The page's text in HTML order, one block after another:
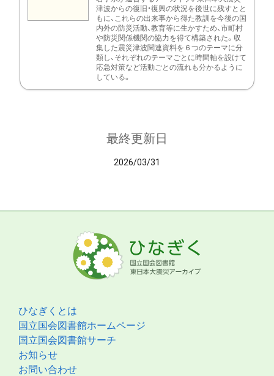
津波からの復旧・復興の状況を後世に残すとと
もに、これらの出来事から得た教訓を今後の国
内外の防災活動、教育等に生かすため、市町村
や防災関係機関の協力を得て構築された。収
集した震災津波関連資料を６つのテーマに分
類し、それぞれのテーマごとに時間軸を設けて
応急対策など活動ごとの流れも分かるように
している。
最終更新日
2026/03/31
ひなぎくとは
国立国会図書館ホームページ
国立国会図書館サーチ
お知らせ
お問い合わせ